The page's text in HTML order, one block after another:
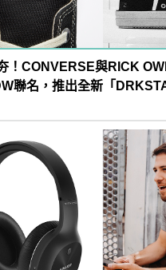
！CONVERSE與RICK
聯名，推出全新「